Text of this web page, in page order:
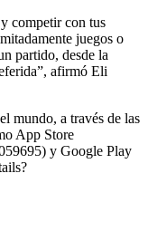
competir con tus
juegos o
partido, desde la
afirmó Eli
mundo, a través de las
App Store
y Google Play